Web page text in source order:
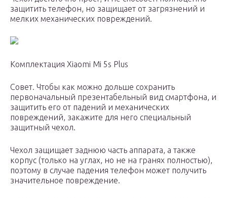
защитить телефон, но защищает от загрязнений и
мелких механических повреждений.
Комплектация Xiaomi Mi 5s Plus
Совет. Чтобы как можно дольше сохранить
первоначальный презентабельный вид смартфона, и
защитить его от падений и механических
повреждений, закажите для него специальный
защитный чехол.
Чехол защищает заднюю часть аппарата, а также
корпус (только на углах, но не на гранях полностью),
поэтому в случае падения телефон может получить
значительное повреждение.